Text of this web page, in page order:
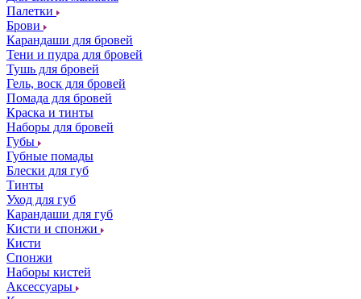
Палетки
Брови
Карандаши для бровей
Тени и пудра для бровей
Тушь для бровей
Гель, воск для бровей
Помада для бровей
Краска и тинты
Наборы для бровей
Губы
Губные помады
Блески для губ
Тинты
Уход для губ
Карандаши для губ
Кисти и спонжи
Кисти
Спонжи
Наборы кистей
Аксессуары